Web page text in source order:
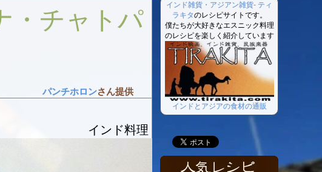
・チャトパ
パンチホロンさん提供
インド料理
インド雑貨・アジアン雑貨- ティ
ラキタのレシピサイトです。
僕たちが大好きなエスニック料理
のレシピを楽しく紹介しています
インドとアジアの食材の通販